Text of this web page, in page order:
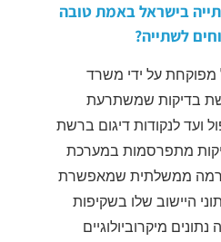
בישראל באמת טובה
לשתייה?
על ידי משרד
בדיקות שמשתרעת
ועד לנקודות דיגום ברשת
מתפרסמות במערכת
ממשלתית שמאפשרת
היישוב שלו בשקיפות
מיקרוביולוגיים